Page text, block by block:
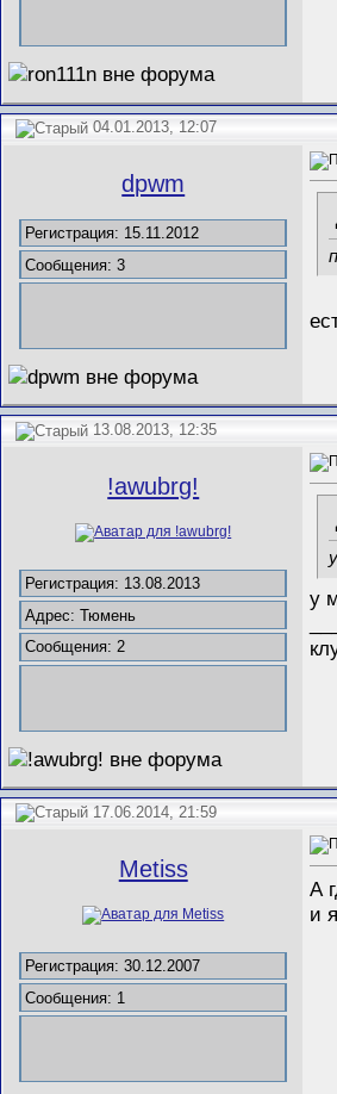
04.01.2013, 12:07
dpwm
Регистрация: 15.11.2012
Сообщения: 3
13.08.2013, 12:35
!awubrg!
Регистрация: 13.08.2013
Адрес: Тюмень
Сообщения: 2
у
17.06.2014, 21:59
Metiss
Регистрация: 30.12.2007
Сообщения: 1
А
и